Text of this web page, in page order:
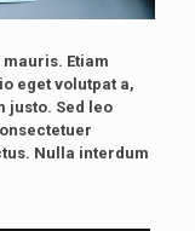
Etiam
eget volutpat a,
justo. Sed leo
Nulla interdum